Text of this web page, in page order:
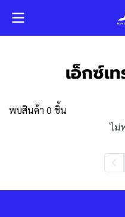
เอ็กซ์เ
พบสินค้า 0 ชิ้น
ไม่